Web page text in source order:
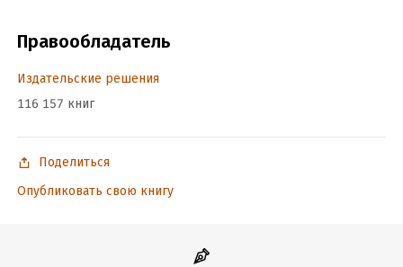
Год издания:
Дата поступления:
ISBN (EAN):9785448380907
Время на чтение:
Правообладатель
Издательские решения
116 157 книг
Поделиться
Опубликовать свою книгу